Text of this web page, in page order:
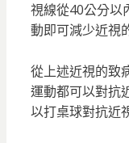
視線從40公分以
動即可減少近視
從上述近視的致
運動都可以對抗
以打桌球對抗近